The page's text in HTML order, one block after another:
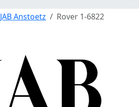
JAB Anstoetz Rover 1-6822